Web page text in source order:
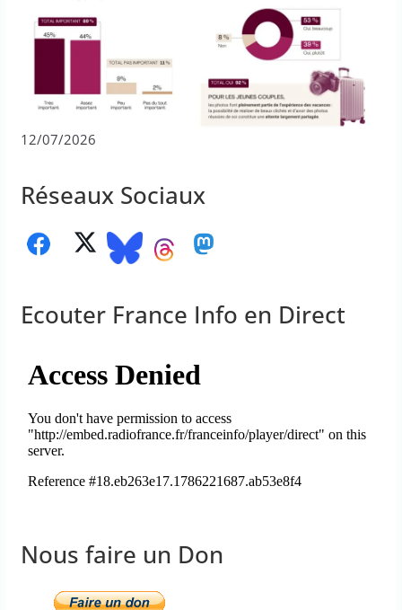
12/07/2026
Réseaux Sociaux
Ecouter France Info en Direct
Nous faire un Don